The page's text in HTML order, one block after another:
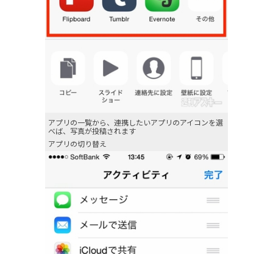
アプリの一覧から、連携したいアプリのアイコンを選
べば、写真が投稿されます
アプリの切り替え